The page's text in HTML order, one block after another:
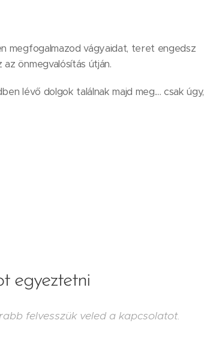
megfogalmazod vágyaidat, teret engedsz
önmegvalósítás útján.
lévő dolgok találnak majd meg.... csak úgy,
egyeztetni
felvesszük veled a kapcsolatot.